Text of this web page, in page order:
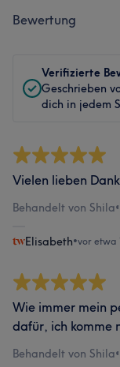
Bewertung
Verifizierte
Geschrieben
dich in jedem
Vielen lieben
Behandelt von Shila•
Elisabeth•vor etwa
Wie immer mein
dafür, ich komme
Behandelt von Shila•